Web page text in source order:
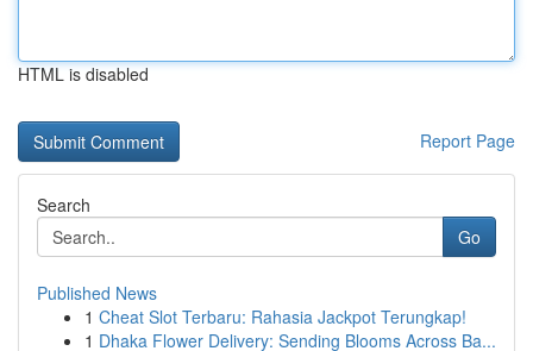
HTML is disabled
Report Page
Search
Go
Published News
1 Cheat Slot Terbaru: Rahasia Jackpot Terungkap!
1 Dhaka Flower Delivery: Sending Blooms Across Ba...